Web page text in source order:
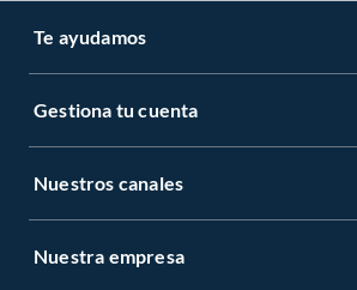
Te ayudamos
Gestiona tu cuenta
Nuestros canales
Nuestra empresa